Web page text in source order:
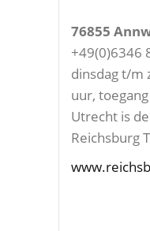
76855
+49(0)6346
dinsdag t/m
uur,
Utrecht is
Reichsburg